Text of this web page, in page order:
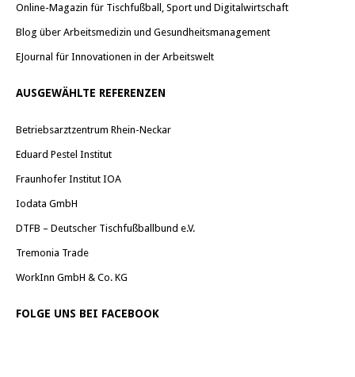
Online-Magazin für Tischfußball, Sport und Digitalwirtschaft
Blog über Arbeitsmedizin und Gesundheitsmanagement
EJournal für Innovationen in der Arbeitswelt
AUSGEWÄHLTE REFERENZEN
Betriebsarztzentrum Rhein-Neckar
Eduard Pestel Institut
Fraunhofer Institut IOA
Iodata GmbH
DTFB – Deutscher Tischfußballbund e.V.
Tremonia Trade
WorkInn GmbH & Co. KG
FOLGE UNS BEI FACEBOOK